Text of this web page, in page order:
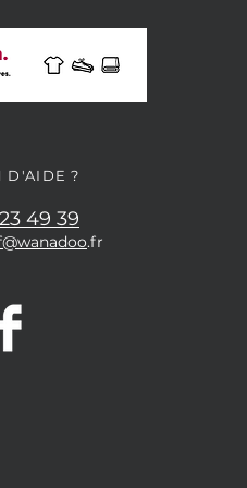
D'AIDE ?
49 39
.fr